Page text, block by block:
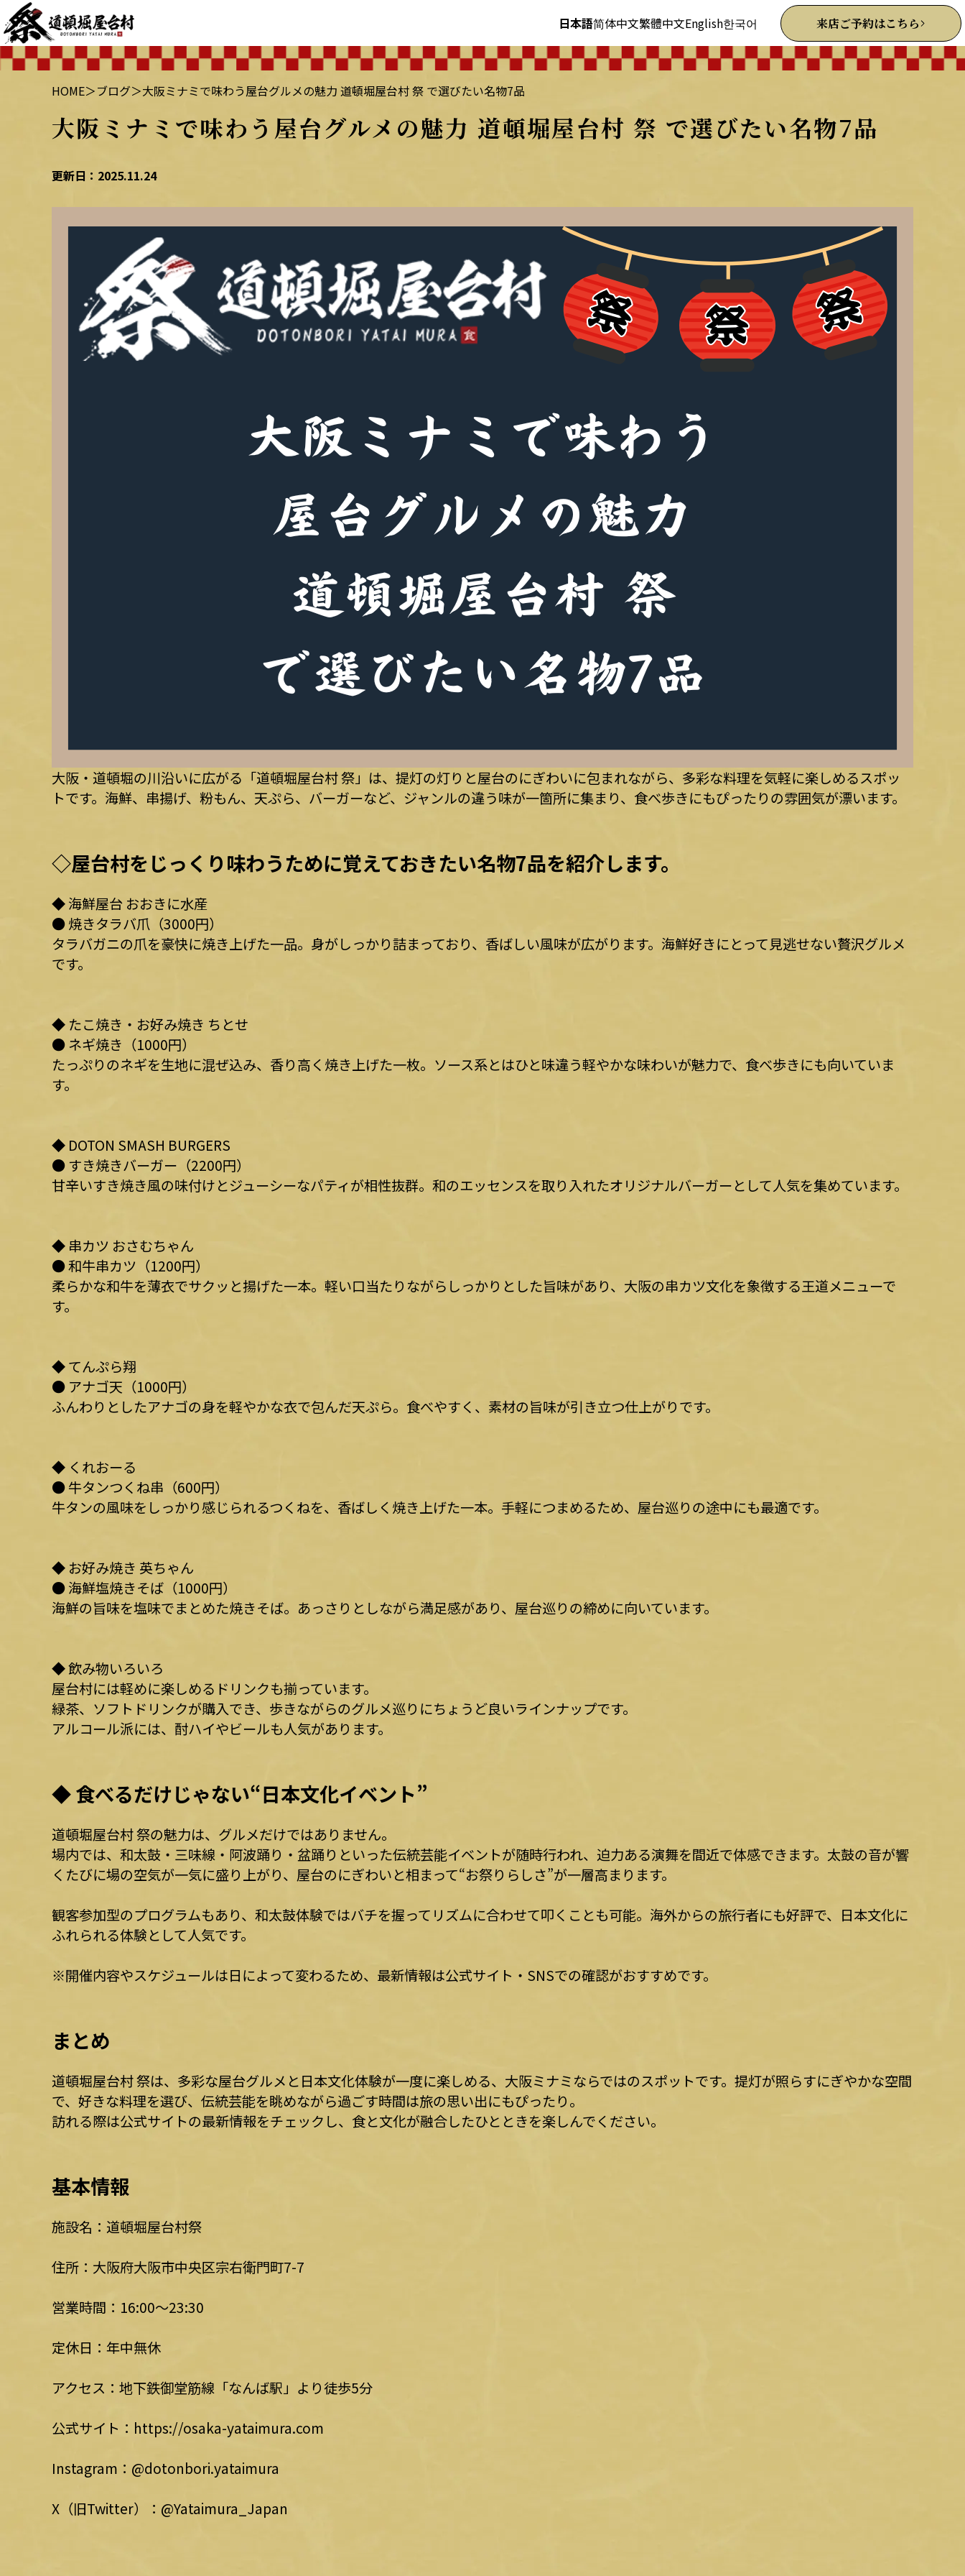
日本語简体中文繁體中文English한국어 来店ご予約はこちら
HOME＞ブログ＞大阪ミナミで味わう屋台グルメの魅力 道頓堀屋台村 祭 で選びたい名物7品
大阪ミナミで味わう屋台グルメの魅力 道頓堀屋台村 祭 で選びたい名物7品
更新日：2025.11.24
大阪・道頓堀の川沿いに広がる「道頓堀屋台村 祭」は、提灯の灯りと屋台のにぎわいに包まれながら、多彩な料理を気軽に楽しめるスポッ
トです。海鮮、串揚げ、粉もん、天ぷら、バーガーなど、ジャンルの違う味が一箇所に集まり、食べ歩きにもぴったりの雰囲気が漂います。
◇屋台村をじっくり味わうために覚えておきたい名物7品を紹介します。
◆ 海鮮屋台 おおきに水産
● 焼きタラバ爪（3000円）
タラバガニの爪を豪快に焼き上げた一品。身がしっかり詰まっており、香ばしい風味が広がります。海鮮好きにとって見逃せない贅沢グルメ
です。
◆ たこ焼き・お好み焼き ちとせ
● ネギ焼き（1000円）
たっぷりのネギを生地に混ぜ込み、香り高く焼き上げた一枚。ソース系とはひと味違う軽やかな味わいが魅力で、食べ歩きにも向いていま
す。
◆ DOTON SMASH BURGERS
● すき焼きバーガー（2200円）
甘辛いすき焼き風の味付けとジューシーなパティが相性抜群。和のエッセンスを取り入れたオリジナルバーガーとして人気を集めています。
◆ 串カツ おさむちゃん
● 和牛串カツ（1200円）
柔らかな和牛を薄衣でサクッと揚げた一本。軽い口当たりながらしっかりとした旨味があり、大阪の串カツ文化を象徴する王道メニューで
す。
◆ てんぷら翔
● アナゴ天（1000円）
ふんわりとしたアナゴの身を軽やかな衣で包んだ天ぷら。食べやすく、素材の旨味が引き立つ仕上がりです。
◆ くれおーる
● 牛タンつくね串（600円）
牛タンの風味をしっかり感じられるつくねを、香ばしく焼き上げた一本。手軽につまめるため、屋台巡りの途中にも最適です。
◆ お好み焼き 英ちゃん
● 海鮮塩焼きそば（1000円）
海鮮の旨味を塩味でまとめた焼きそば。あっさりとしながら満足感があり、屋台巡りの締めに向いています。
◆ 飲み物いろいろ
屋台村には軽めに楽しめるドリンクも揃っています。
緑茶、ソフトドリンクが購入でき、歩きながらのグルメ巡りにちょうど良いラインナップです。
アルコール派には、酎ハイやビールも人気があります。
◆ 食べるだけじゃない“日本文化イベント”
道頓堀屋台村 祭の魅力は、グルメだけではありません。
場内では、和太鼓・三味線・阿波踊り・盆踊りといった伝統芸能イベントが随時行われ、迫力ある演舞を間近で体感できます。太鼓の音が響
くたびに場の空気が一気に盛り上がり、屋台のにぎわいと相まって“お祭りらしさ”が一層高まります。
観客参加型のプログラムもあり、和太鼓体験ではバチを握ってリズムに合わせて叩くことも可能。海外からの旅行者にも好評で、日本文化に
ふれられる体験として人気です。
※開催内容やスケジュールは日によって変わるため、最新情報は公式サイト・SNSでの確認がおすすめです。
まとめ
道頓堀屋台村 祭は、多彩な屋台グルメと日本文化体験が一度に楽しめる、大阪ミナミならではのスポットです。提灯が照らすにぎやかな空間
で、好きな料理を選び、伝統芸能を眺めながら過ごす時間は旅の思い出にもぴったり。
訪れる際は公式サイトの最新情報をチェックし、食と文化が融合したひとときを楽しんでください。
基本情報
施設名：道頓堀屋台村祭
住所：大阪府大阪市中央区宗右衛門町7-7
営業時間：16:00～23:30
定休日：年中無休
アクセス：地下鉄御堂筋線「なんば駅」より徒歩5分
公式サイト：https://osaka-yataimura.com
Instagram：@dotonbori.yataimura
X（旧Twitter）：@Yataimura_Japan